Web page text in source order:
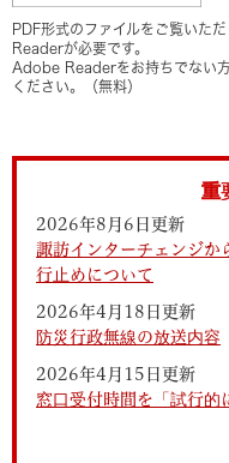
PDF形式のファイルをご覧いた
Readerが必要です。
Adobe Readerをお持ちでない
ください。（無料）
重
2026年8月6日更新
諏訪インターチェンジか
行止めについて
2026年4月18日更新
防災行政無線の放送内容
2026年4月15日更新
窓口受付時間を「試行的